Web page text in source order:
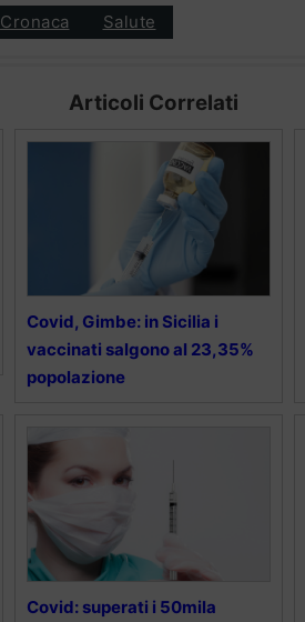
Cronaca Salute
Articoli Correlati
Covid, Gimbe: in Sicilia i
vaccinati salgono al 23,35%
popolazione
Covid: superati i 50mila